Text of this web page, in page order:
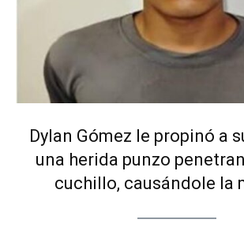
Dylan Gómez le propinó a
una herida punzo
cuchillo, causándole la